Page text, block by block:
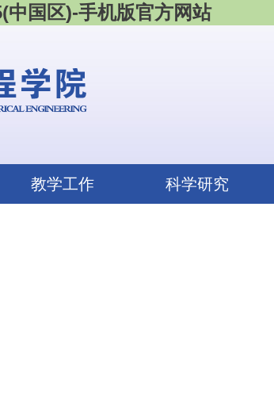
中国区)-手机版官方网站
教学工作 科学研究